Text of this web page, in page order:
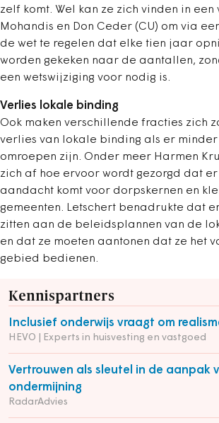
zelf komt. Wel kan ze zich vinden in een
Mohandis en Don Ceder (CU) om via
de wet te regelen dat elke tien jaar
worden gekeken naar de aantallen,
een wetswijziging voor nodig is.
Verlies lokale binding
Ook maken verschillende fracties zich
verlies van lokale binding als er
omroepen zijn. Onder meer Harmen
zich af hoe ervoor wordt gezorgd dat
aandacht komt voor dorpskernen en
gemeenten. Letschert benadrukte dat
zitten aan de beleidsplannen van de
en dat ze moeten aantonen dat ze het
gebied bedienen.
Kennispartners
Inclusief onderwijs vraagt om
HEVO | Experts in huisvesting en vastgoed
Vertrouwen als sleutel in de aanpak
ondermijning
RadarAdvies